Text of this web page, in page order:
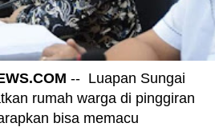
-- Luapan Sungai
rumah warga di pinggiran
bisa memacu